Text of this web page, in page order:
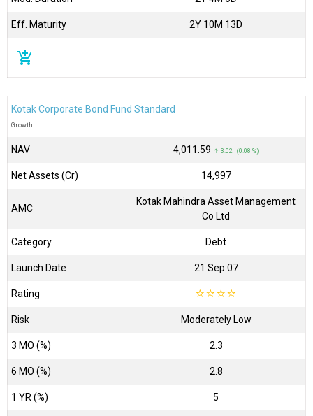
Eff. Maturity 2Y 10M 13D
add_shopping_cart
Kotak Corporate Bond Fund Standard
Growth
NAV ₹4,011.59 ↑ 3.02 (0.08 %)
Net Assets (Cr) ₹14,997
AMC
Kotak Mahindra Asset Management
Co Ltd
Category Debt
Launch Date 21 Sep 07
Rating ☆☆☆☆
Risk Moderately Low
3 MO (%) 2.3
6 MO (%) 2.8
1 YR (%) 5